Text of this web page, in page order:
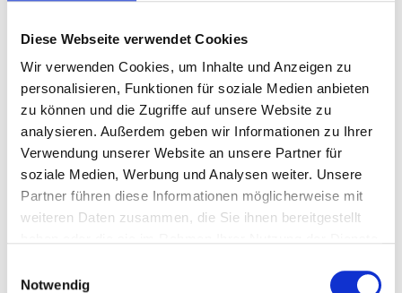
Diese Webseite verwendet Cookies
Wir verwenden Cookies, um Inhalte und Anzeigen zu
personalisieren, Funktionen für soziale Medien anbieten
zu können und die Zugriffe auf unsere Website zu
analysieren. Außerdem geben wir Informationen zu Ihrer
Verwendung unserer Website an unsere Partner für
soziale Medien, Werbung und Analysen weiter. Unsere
Partner führen diese Informationen möglicherweise mit
weiteren Daten zusammen, die Sie ihnen bereitgestellt
Notwendig